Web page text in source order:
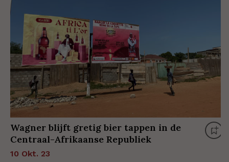
Wagner blijft gretig bier tappen in de
Centraal-Afrikaanse Republiek
10 Okt. 23